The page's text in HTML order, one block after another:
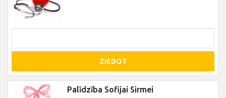
ZIEDOT
Palīdzība Sofijai Sirmei